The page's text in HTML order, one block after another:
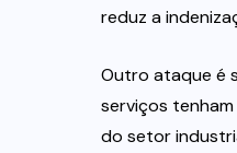
reduz a
Outro ataque é
serviços
do setor